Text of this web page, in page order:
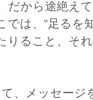
だから途絶え
では、“足るを
りること、そ
、メッセージ